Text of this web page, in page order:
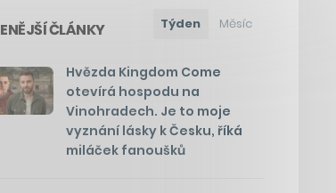
ČLÁNKY Týden Měsíc
Hvězda Kingdom Come
otevírá hospodu na
Vinohradech. Je to moje
vyznání lásky k Česku, říká
miláček fanoušků